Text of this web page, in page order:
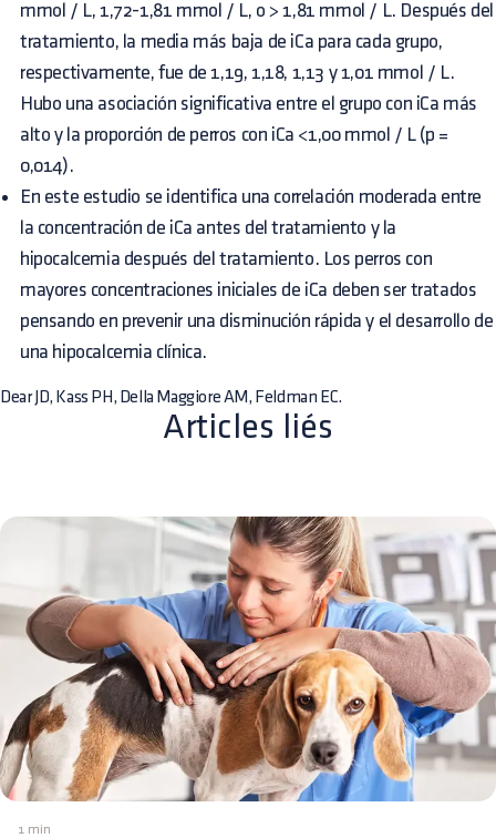
mmol / L, 1,72-1,81 mmol / L, o > 1,81 mmol / L. Después del
tratamiento, la media más baja de iCa para cada grupo,
respectivamente, fue de 1,19, 1,18, 1,13 y 1,01 mmol / L.
Hubo una asociación significativa entre el grupo con iCa más
alto y la proporción de perros con iCa <1,00 mmol / L (p =
0,014).
En este estudio se identifica una correlación moderada entre
la concentración de iCa antes del tratamiento y la
hipocalcemia después del tratamiento. Los perros con
mayores concentraciones iniciales de iCa deben ser tratados
pensando en prevenir una disminución rápida y el desarrollo de
una hipocalcemia clínica.
Dear JD, Kass PH, Della Maggiore AM, Feldman EC.
Articles liés
1 min